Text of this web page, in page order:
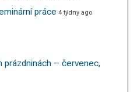
práce 4 týdny ago
prázdninách – červenec,